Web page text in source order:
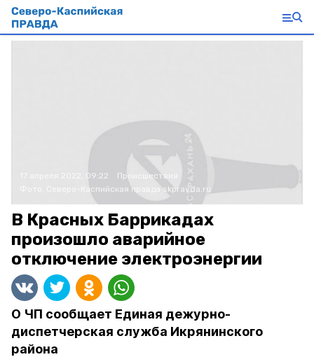
17 апреля 2022, 09:22
Происшествия
Северо-Каспийская правда skpravda.ru
В Красных Баррикадах
произошло аварийное
отключение электроэнергии
О ЧП сообщает Единая дежурно-
диспетчерская служба Икрянинского
района